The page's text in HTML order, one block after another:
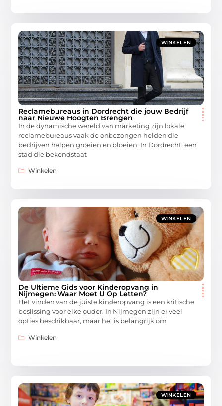
WINKELEN
Reclamebureaus in Dordrecht die jouw Bedrijf
naar Nieuwe Hoogten Brengen
In de dynamische wereld van marketing zijn lokale
reclamebureaus vaak de onbezongen helden die
bedrijven helpen groeien en bloeien. In Dordrecht, een
stad die bekendstaat
Winkelen
WINKELEN
De Ultieme Gids voor Kinderopvang in
Nijmegen: Waar Moet U Op Letten?
Het vinden van de juiste kinderopvang is een kritische
beslissing voor elke ouder. In Nijmegen zijn er veel
opties beschikbaar, maar het is belangrijk om
Winkelen
WINKELEN